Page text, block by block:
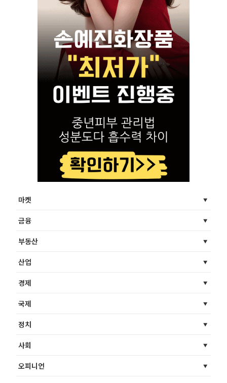
마켓
금융
부동산
산업
경제
국제
정치
사회
오피니언